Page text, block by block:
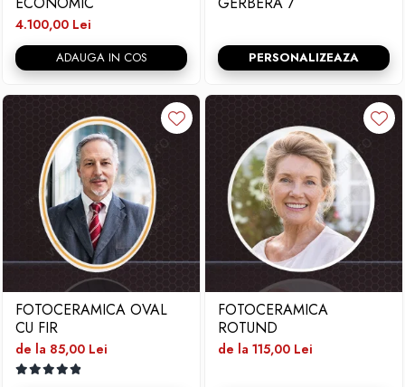
4.100,00 Lei
ADAUGA IN COS PERSONALIZEAZA
FOTOCERAMICA OVAL
CU FIR
de la 85,00 Lei
FOTOCERAMICA
ROTUND
de la 115,00 Lei